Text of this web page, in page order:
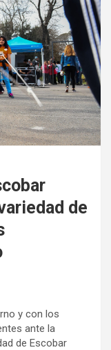
de
y con los
ante la
de Escobar